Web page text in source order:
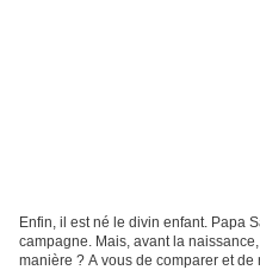
Enfin, il est né le divin enfant. Papa
campagne. Mais, avant la
manière ? A vous de comparer et de